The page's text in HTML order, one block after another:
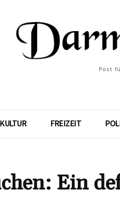
Post
KULTUR FREIZEIT
Ein